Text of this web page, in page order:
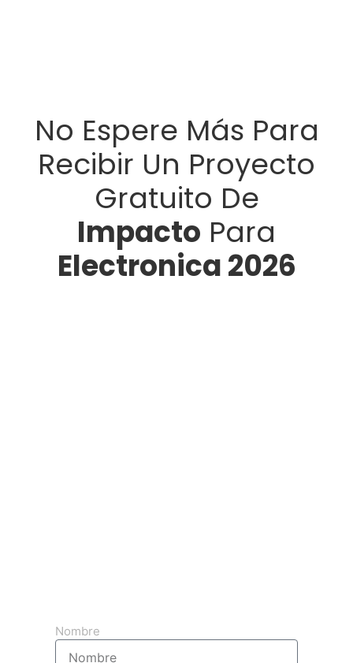
No Espere Más Para
Recibir Un Proyecto
Gratuito De
Impacto Para
Electronica 2026
Nombre